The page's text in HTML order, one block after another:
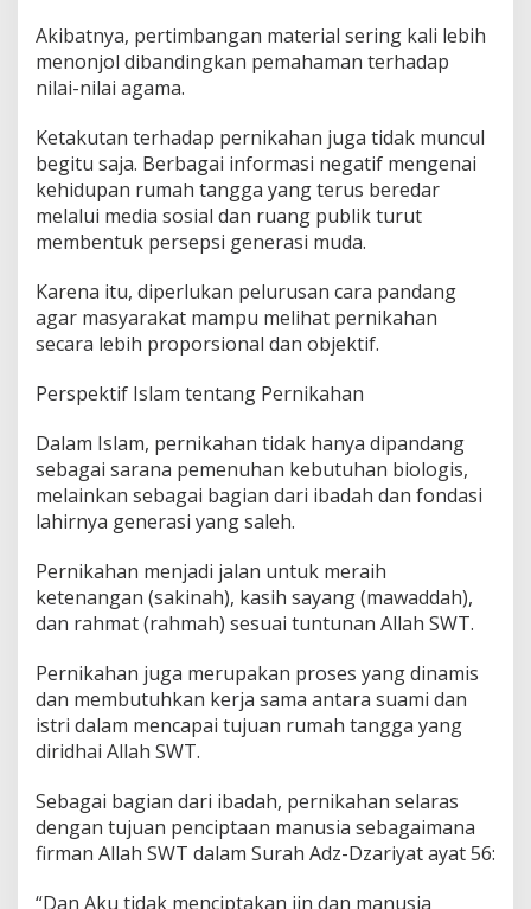
Akibatnya, pertimbangan material sering kali lebih
menonjol dibandingkan pemahaman terhadap
nilai-nilai agama.
Ketakutan terhadap pernikahan juga tidak muncul
begitu saja. Berbagai informasi negatif mengenai
kehidupan rumah tangga yang terus beredar
melalui media sosial dan ruang publik turut
membentuk persepsi generasi muda.
Karena itu, diperlukan pelurusan cara pandang
agar masyarakat mampu melihat pernikahan
secara lebih proporsional dan objektif.
Perspektif Islam tentang Pernikahan
Dalam Islam, pernikahan tidak hanya dipandang
sebagai sarana pemenuhan kebutuhan biologis,
melainkan sebagai bagian dari ibadah dan fondasi
lahirnya generasi yang saleh.
Pernikahan menjadi jalan untuk meraih
ketenangan (sakinah), kasih sayang (mawaddah),
dan rahmat (rahmah) sesuai tuntunan Allah SWT.
Pernikahan juga merupakan proses yang dinamis
dan membutuhkan kerja sama antara suami dan
istri dalam mencapai tujuan rumah tangga yang
diridhai Allah SWT.
Sebagai bagian dari ibadah, pernikahan selaras
dengan tujuan penciptaan manusia sebagaimana
firman Allah SWT dalam Surah Adz-Dzariyat ayat 56:
“Dan Aku tidak menciptakan jin dan manusia